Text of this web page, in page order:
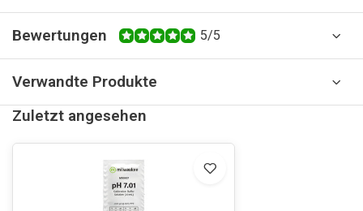
Bewertungen 5/5
Verwandte Produkte
Zuletzt angesehen